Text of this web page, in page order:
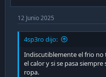
12 Junio 2025
4sp3ro dijo:
Indiscutiblemente el frio
el calor y si se pasa
ropa.